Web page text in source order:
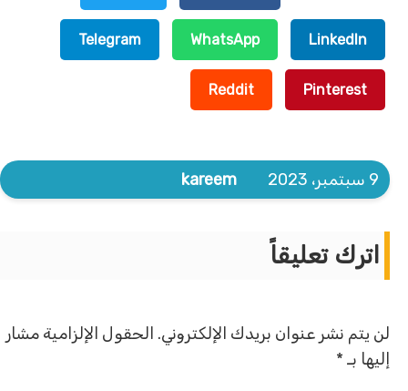
LinkedIn
WhatsApp
Telegram
Pinterest
Reddit
9 سبتمبر، 2023 kareem
اترك تعليقاً
لن يتم نشر عنوان بريدك الإلكتروني. الحقول الإلزامية مشار
إليها بـ *